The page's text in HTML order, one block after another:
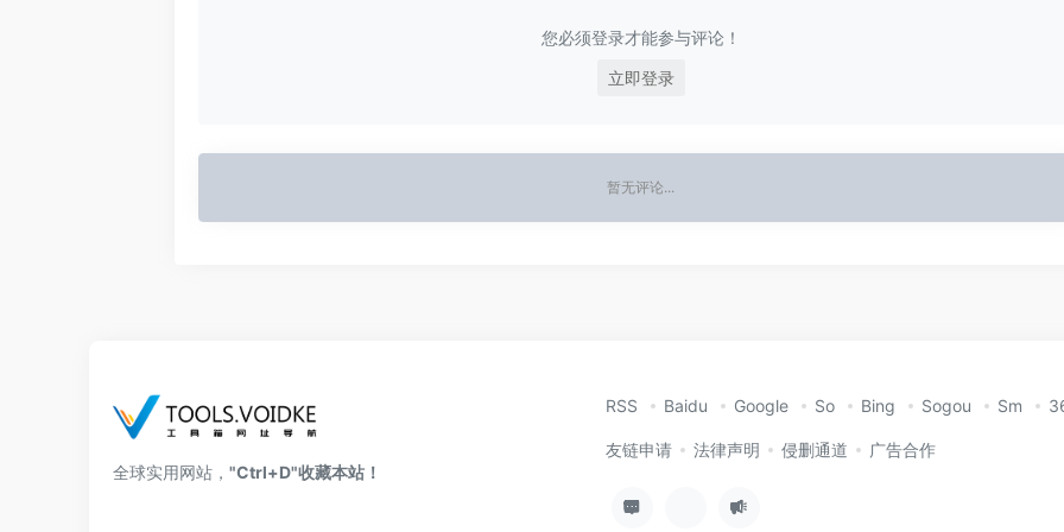
您必须登录才能参与评论！
立即登录
暂无评论...
全球实用网站， "Ctrl+D"收藏本站！
RSS Baidu Google So Bing Sogou Sm
友链申请 法律声明 侵删通道 广告合作